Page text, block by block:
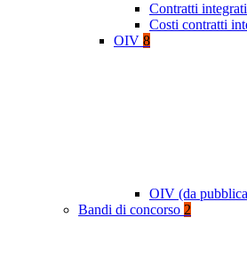
Contratti
Costi contratti
OIV 8
OIV (da
Bandi di concorso 2